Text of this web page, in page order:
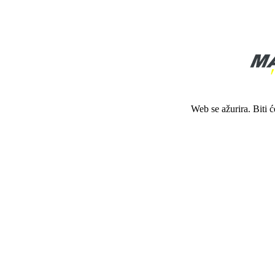
Web se ažurira. Biti